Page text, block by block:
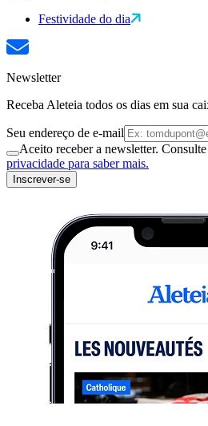
Festividade do dia
Newsletter
Receba Aleteia todos os dias em sua
Seu endereço de e-mail
Aceito receber a newsletter. Consulte
privacidade para saber mais.
Inscrever-se